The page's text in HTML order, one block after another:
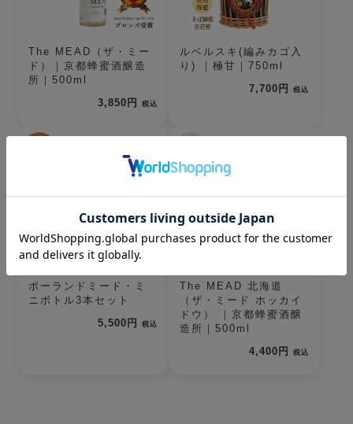
The MEAD（ザ・ミー
ド）｜京都蜂蜜酒醸造
所｜500ml
3,850円
税込
ルベルスキ(編みカゴ入
り) ｜極甘｜750ml
7,700円
税込
ポーランドミード・ミ
ニボトル3本セット
5,500円
税込
The MEAD 北海道
（ザ・ミード ホッカイ
ドウ） ｜京都蜂蜜酒醸
造所｜500ml
4,400円
税込